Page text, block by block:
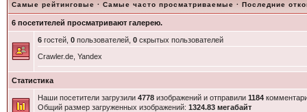
Самые рейтинговые · Самые часто просматриваемые · Последние
6 посетителей просматривают галерею.
6гостей, 0пользователей, 0скрытых пользователей
Crawler.de, Yandex
Статистика
Наши посетители загрузили 4778изображений и отправили 1184
Общий размер загруженных изображений: 1324.83 мегабайт